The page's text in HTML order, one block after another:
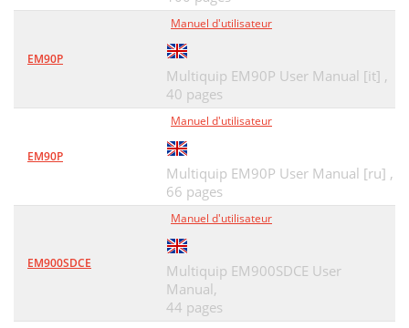
EM90P
Manuel d'utilisateur
Multiquip EM90P User Manual [it] ,
40 pages
EM90P
Manuel d'utilisateur
Multiquip EM90P User Manual [ru] ,
66 pages
EM900SDCE
Manuel d'utilisateur
Multiquip EM900SDCE User
Manual,
44 pages